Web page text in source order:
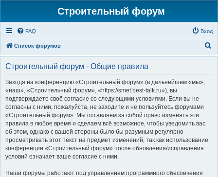
Строительный форум
FAQ Вход
Список форумов
о
Строительный форум - Общие правила
Заходя на конференцию «Строительный форум» (в дальнейшем «мы»,
«наш», «Строительный форум», «https://smet.best-talk.ru»), вы
подтверждаете своё согласие со следующими условиями. Если вы не
согласны с ними, пожалуйста, не заходите и не пользуйтесь форумами
«Строительный форум». Мы оставляем за собой право изменять эти
правила в любое время и сделаем всё возможное, чтобы уведомить вас
об этом, однако с вашей стороны было бы разумным регулярно
просматривать этот текст на предмет изменений, так как использование
конференции «Строительный форум» после обновления/исправления
условий означает ваше согласие с ними.
Наши форумы работают под управлением программного обеспечения